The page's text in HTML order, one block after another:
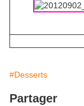
#Desserts
Partager